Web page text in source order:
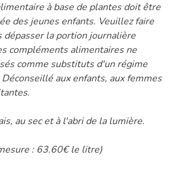
à base de plantes doit être
des jeunes enfants. Veuillez faire
dépasser la portion journalière
compléments alimentaires ne
comme substituts d'un régime
aux enfants, aux femmes
au sec et à l'abri de la lumière.
: 63.60€ le litre)